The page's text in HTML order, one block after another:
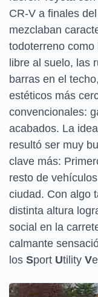
CR-V a finales
mezclaban
todoterreno
libre al suelo, las
barras en el
estéticos más
convencionales:
acabados. La
resultó ser muy
clave más:
resto de
ciudad. Con algo
distinta altura
social en la
calmante
los Sport Utility V